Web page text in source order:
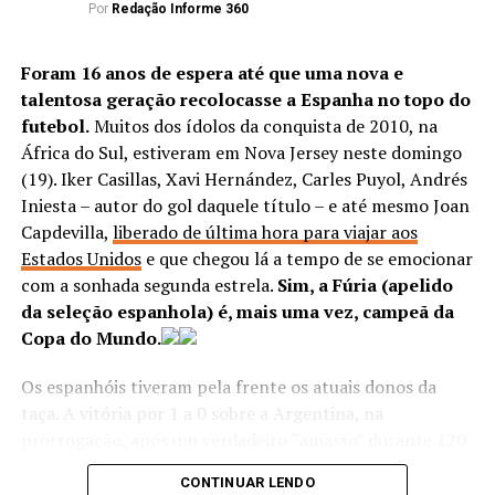
desafio extra: o de convencer o profissional a vir para o
maior dificuldade, porque não vejo como não se motivar
diante do desafio de manter o alto padrão de resultados
do Flamengo e do retorno que as vitórias dão ao
currículo do treinador escolhido.
ANÚNCIO
E se esse escolhido for um brasileiro? Que desafio, muito
desconfiança do torcedor, que movido por paixão não
Por Redação Informe 360
Foram 16 anos de espera até que uma nova e
talentosa geração recolocasse a Espanha no topo do
futebol.Muitos dos ídolos da conquista de 2010, na
África do Sul, estiveram em Nova Jersey neste domingo
(19). Iker Casillas, Xavi Hernández, Carles Puyol, Andrés
Iniesta – autor do gol daquele título – e até mesmo Joan
Capdevilla, liberado de última hora para viajar aos
Estados Unidose que chegou lá a tempo de se emocionar
com a sonhada segunda estrela. Sim, a Fúria (apelido
da seleção espanhola) é, mais uma vez, campeã da
Copa do Mundo.
Os espanhóis tiveram pela frente os atuais donos da
taça. A vitória por 1 a 0 sobre a Argentina, na
minutos de jogo, colocou a seleção europeia no grupo
CONTINUAR LENDO